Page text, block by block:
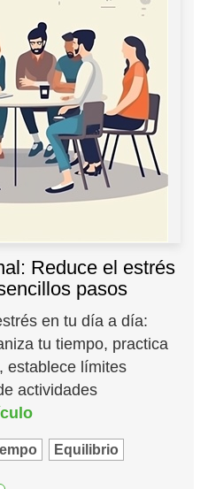
Reduce el estrés
pasos
en tu día a día:
tu tiempo, practica
establece límites
actividades
Equilibrio